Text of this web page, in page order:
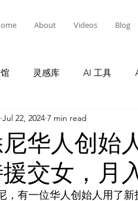
About Videos Blog
灵感库 AI 工具
AI Tool Tutorials
闻 灵感库 教程
华人创始
交女，月
Jul 22, 2024 7 min read
，有一位华人创始人用了新